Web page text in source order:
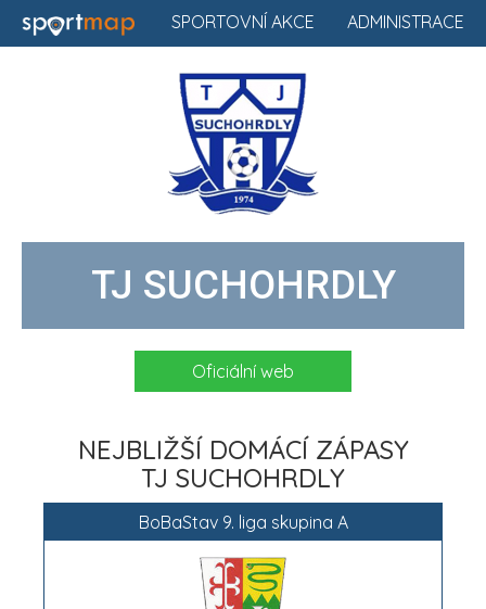
ADMINISTRACE
SPORTOVNÍ AKCE
TJ SUCHOHRDLY
Oficiální web
NEJBLIŽŠÍ DOMÁCÍ ZÁPASY
TJ SUCHOHRDLY
BoBaStav 9. liga skupina A